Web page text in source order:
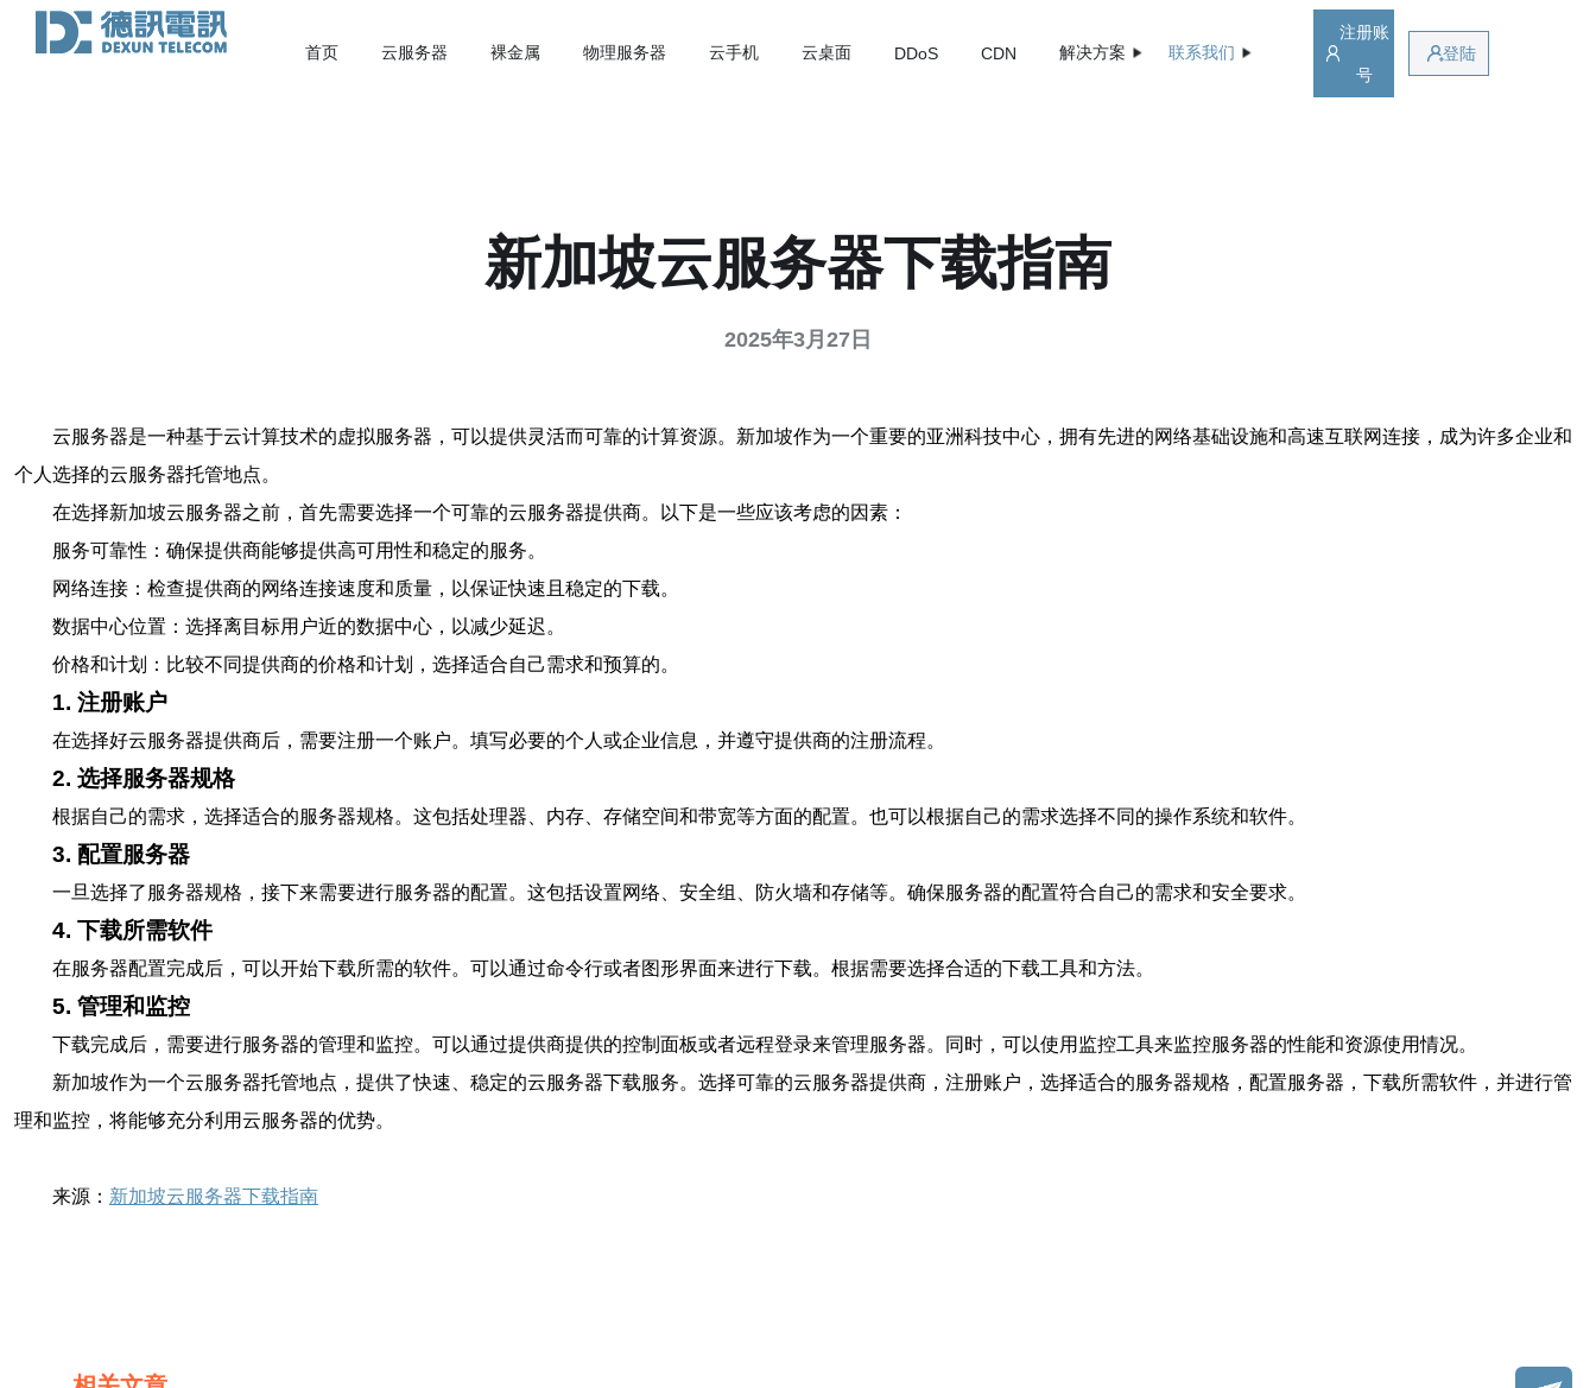
首页 云服务器 裸金属 物理服务器 云手机 云桌面 DDoS CDN 解决方案 联系我们
注册账
号
登陆
新加坡云服务器下载指南
2025年3月27日
云服务器是一种基于云计算技术的虚拟服务器，可以提供灵活而可靠的计算资源。新加坡作为一个重要的亚洲科技中心，拥有先进的网络基础设施和高速互联网连接，成为许多企业和
个人选择的云服务器托管地点。
在选择新加坡云服务器之前，首先需要选择一个可靠的云服务器提供商。以下是一些应该考虑的因素：
服务可靠性：确保提供商能够提供高可用性和稳定的服务。
网络连接：检查提供商的网络连接速度和质量，以保证快速且稳定的下载。
数据中心位置：选择离目标用户近的数据中心，以减少延迟。
价格和计划：比较不同提供商的价格和计划，选择适合自己需求和预算的。
1. 注册账户
在选择好云服务器提供商后，需要注册一个账户。填写必要的个人或企业信息，并遵守提供商的注册流程。
2. 选择服务器规格
根据自己的需求，选择适合的服务器规格。这包括处理器、内存、存储空间和带宽等方面的配置。也可以根据自己的需求选择不同的操作系统和软件。
3. 配置服务器
一旦选择了服务器规格，接下来需要进行服务器的配置。这包括设置网络、安全组、防火墙和存储等。确保服务器的配置符合自己的需求和安全要求。
4. 下载所需软件
在服务器配置完成后，可以开始下载所需的软件。可以通过命令行或者图形界面来进行下载。根据需要选择合适的下载工具和方法。
5. 管理和监控
下载完成后，需要进行服务器的管理和监控。可以通过提供商提供的控制面板或者远程登录来管理服务器。同时，可以使用监控工具来监控服务器的性能和资源使用情况。
新加坡作为一个云服务器托管地点，提供了快速、稳定的云服务器下载服务。选择可靠的云服务器提供商，注册账户，选择适合的服务器规格，配置服务器，下载所需软件，并进行管
理和监控，将能够充分利用云服务器的优势。
来源： 新加坡云服务器下载指南